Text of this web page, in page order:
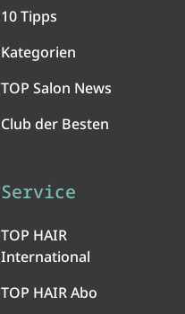
10 Tipps
Kategorien
TOP Salon News
Club der Besten
Service
TOP HAIR
International
TOP HAIR Abo